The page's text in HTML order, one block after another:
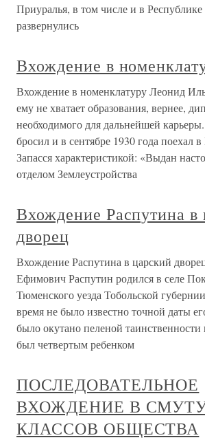
Приуралья, в том числе и в
развернулись
Вхождение в
Вхождение в номенклатуру Леонид
ему не хватает образования, вернее,
необходимого для дальнейшей
бросил и в сентябре 1930 года поехал
Запасся характеристикой: «Выдан
отделом Землеустройства
Вхождение Распутина в
дворец
Вхождение Распутина в царский
Ефимович Распутин родился в селе
Тюменского уезда Тобольской
время не было известно точной даты
было окутано пеленой
был четвертым ребенком
ПОСЛЕДОВАТЕЛЬНОЕ
ВХОЖДЕНИЕ В
КЛАССОВ ОБЩЕСТВА